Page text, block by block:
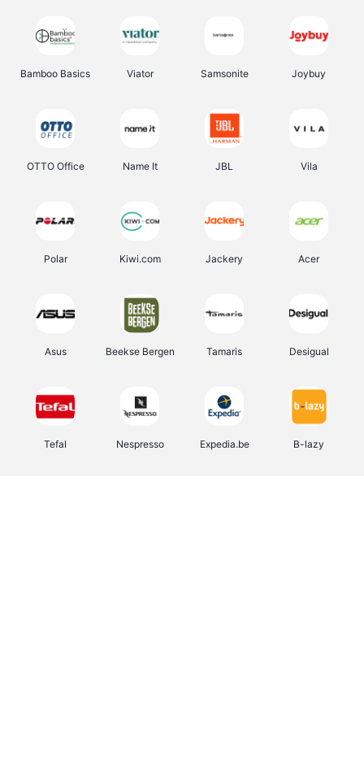
Bamboo Basics Viator Samsonite Joybuy
OTTO Office Name It JBL Vila
Polar Kiwi.com Jackery Acer
Asus Beekse Bergen Tamaris Desigual
Tefal Nespresso Expedia.be B-lazy